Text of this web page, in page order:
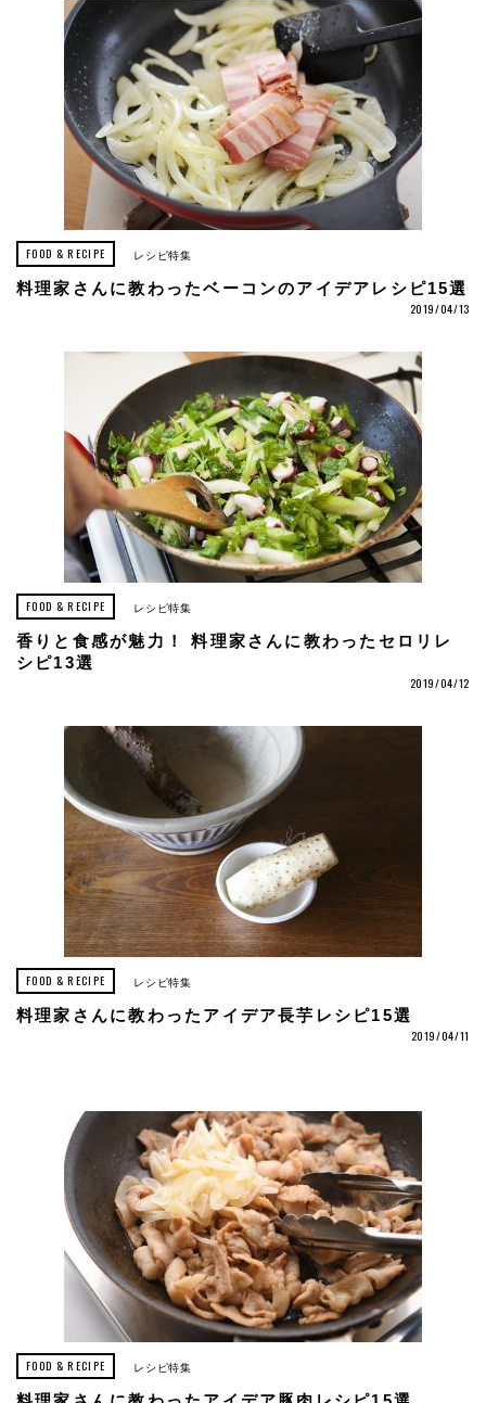
FOOD & RECIPE レシピ特集
料理家さんに教わったベーコンのアイデアレシピ15選
2019/04/13
FOOD & RECIPE レシピ特集
香りと食感が魅力！ 料理家さんに教わったセロリレ
シピ13選
2019/04/12
FOOD & RECIPE レシピ特集
料理家さんに教わったアイデア長芋レシピ15選
2019/04/11
FOOD & RECIPE レシピ特集